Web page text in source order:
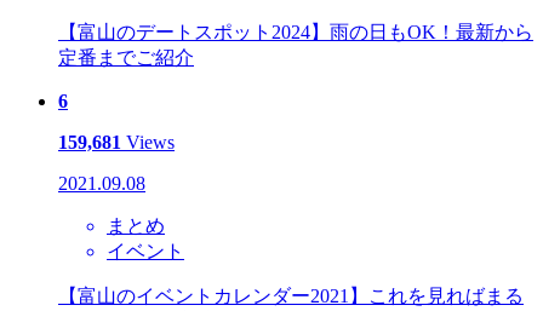
【富山のデートスポット2024】雨の日もOK！最新から
定番までご紹介
6
159,681 Views
2021.09.08
まとめ
イベント
【富山のイベントカレンダー2021】これを見ればまる